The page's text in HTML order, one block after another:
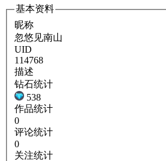
基本资料
昵称
忽悠见南山
UID
114768
描述
钻石统计
538
作品统计
0
评论统计
0
关注统计